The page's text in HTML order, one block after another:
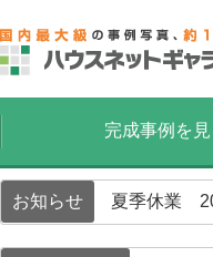
完成事例を見
お知らせ 夏季休業